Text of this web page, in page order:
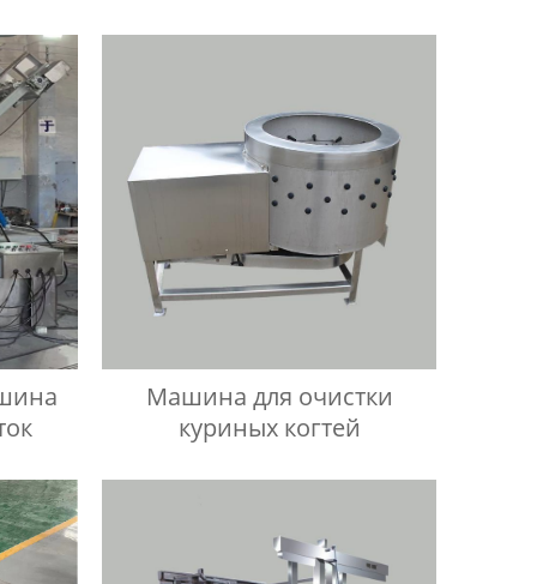
Машина для очистки
куриных когтей